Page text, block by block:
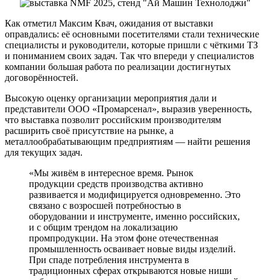
Как отметил Максим Квач, ожидания от выставки
оправдались: её основными посетителями стали технические
специалисты и руководители, которые пришли с чёткими ТЗ
и пониманием своих задач. Так что впереди у специалистов
компании большая работа по реализации достигнутых
договорённостей.
Высокую оценку организации мероприятия дали и
представители ООО «Промарсенал», выразив уверенность,
что выставка позволит российским производителям
расширить своё присутствие на рынке, а
металлообрабатывающим предприятиям — найти решения
для текущих задач.
«Мы живём в интересное время. Рынок
продукции средств производства активно
развивается и модифицируется одновременно. Это
связано с возросшей потребностью в
оборудовании и инструменте, именно российских,
и с общим трендом на локализацию
промпродукции. На этом фоне отечественная
промышленность осваивает новые виды изделий.
При спаде потребления инструмента в
традиционных сферах открываются новые ниши